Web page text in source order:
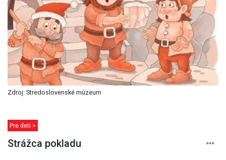
Zdroj: Stredoslovenské múzeum
Pre deti >
Strážca pokladu